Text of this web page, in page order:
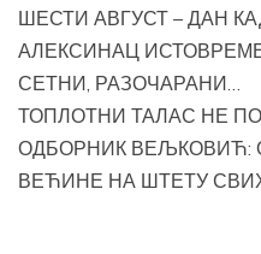
ШЕСТИ АВГУСТ – ДАН
АЛЕКСИНАЦ
СЕТНИ, РАЗОЧАРАНИ…
ТОПЛОТНИ ТАЛАС НЕ
ОДБОРНИК ВЕЉКОВИЋ:
ВЕЋИНЕ НА ШТЕТУ